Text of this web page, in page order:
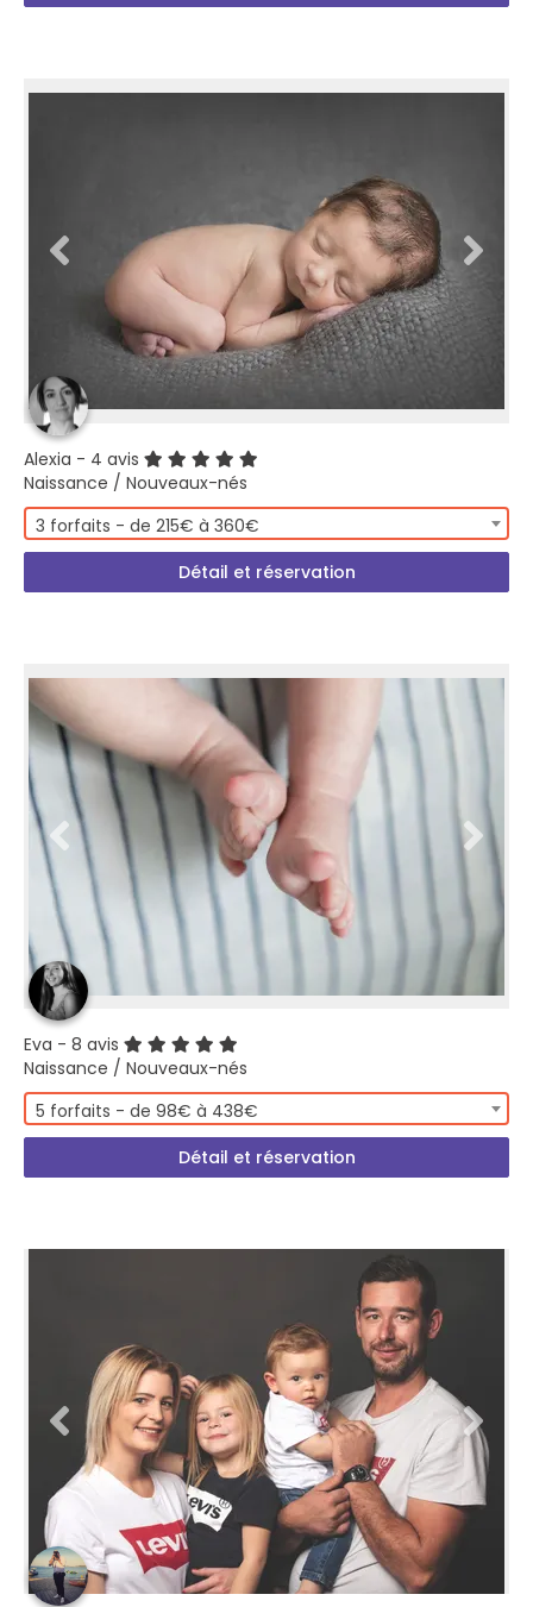
Alexia - 4 avis
Naissance / Nouveaux-nés
3 forfaits - de 215€ à 360€
Détail et réservation
Eva - 8 avis
Naissance / Nouveaux-nés
5 forfaits - de 98€ à 438€
Détail et réservation